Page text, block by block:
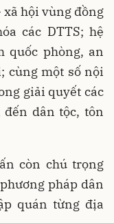
hội vùng đồng
các DTTS; hệ
quốc phòng, an
cùng một số nội
giải quyết các
dân tộc, tôn
còn chú trọng
pháp dân
quán từng địa